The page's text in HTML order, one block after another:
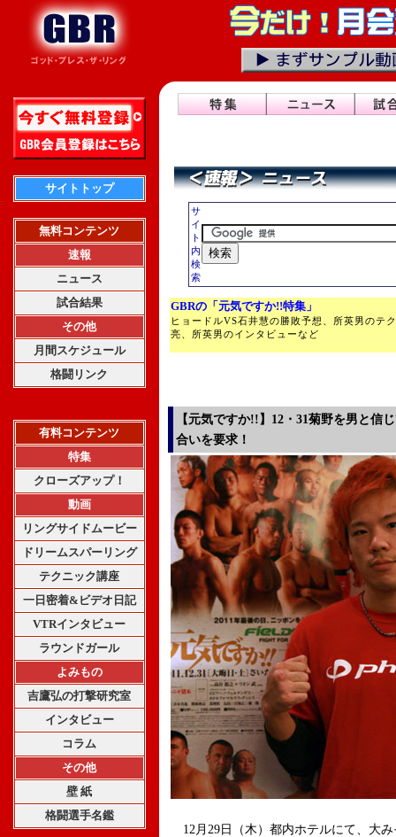
サイトトップ
無料コンテンツ
速報
ニュース
試合結果
その他
月間スケジュール
格闘リンク
有料コンテンツ
特集
クローズアップ！
動画
リングサイドムービー
ドリームスパーリング
テクニック講座
一日密着&ビデオ日記
VTRインタビュー
ラウンドガール
よみもの
吉鷹弘の打撃研究室
インタビュー
コラム
その他
壁 紙
格闘選手名鑑
サ
イ
ト
内
検
索
GBRの「元気ですか!!特集」
ヒョードルVS石井慧の勝敗予想、所英男のテ
亮、所英男のインタビューなど
【元気ですか!!】12・31菊野を男と
合いを要求！
12月29日（木）都内ホテルにて、大